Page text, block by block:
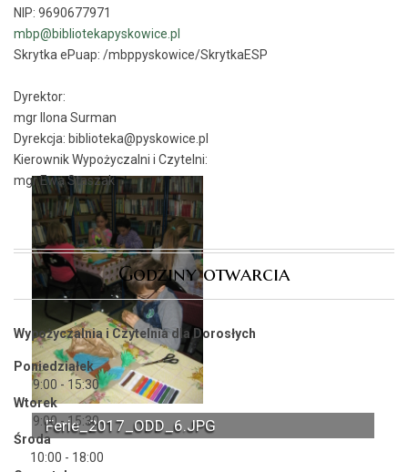
Ferie_2017_ODD_6.JPG
NIP: 9690677971
mbp@bibliotekapyskowice.pl
Skrytka ePuap: /mbppyskowice/SkrytkaESP
Dyrektor:
mgr Ilona Surman
Dyrekcja: biblioteka@pyskowice.pl
Kierownik Wypożyczalni i Czytelni:
mgr Ewa Staszak
Godziny otwarcia
Wypożyczalnia i Czytelnia dla Dorosłych
Poniedziałek
9:00 - 15:30
Wtorek
9:00 - 15:30
Środa
10:00 - 18:00